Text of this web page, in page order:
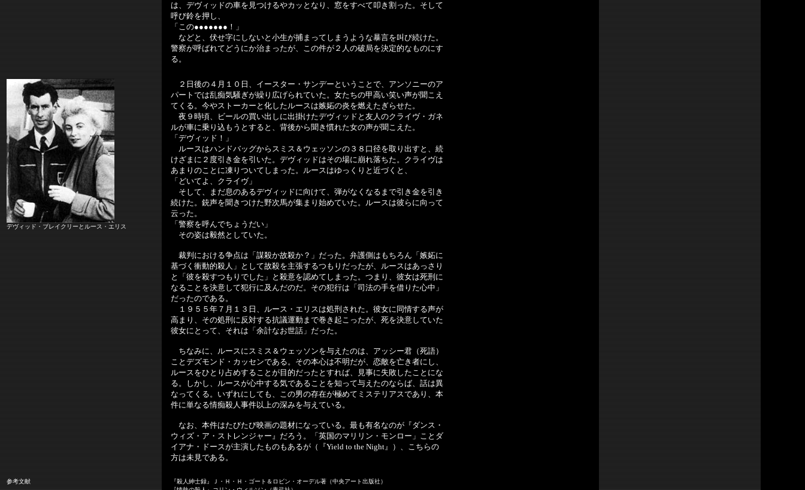
は、デヴィッドの車を見つけるやカッとなり、窓をすべて叩き割った。そして
呼び鈴を押し、
「この●●●●●●●！」
などと、伏せ字にしないと小生が捕まってしまうような暴言を叫び続けた。
警察が呼ばれてどうにか治まったが、この件が２人の破局を決定的なものにす
る。
デヴィッド・ブレイクリーとルース・エリス
２日後の４月１０日、イースター・サンデーということで、アンソニーのア
パートでは乱痴気騒ぎが繰り広げられていた。女たちの甲高い笑い声が聞こえ
てくる。今やストーカーと化したルースは嫉妬の炎を燃えたぎらせた。
夜９時頃、ビールの買い出しに出掛けたデヴィッドと友人のクライヴ・ガネ
ルが車に乗り込もうとすると、背後から聞き慣れた女の声が聞こえた。
「デヴィッド！」
ルースはハンドバッグからスミス＆ウェッソンの３８口径を取り出すと、続
けざまに２度引き金を引いた。デヴィッドはその場に崩れ落ちた。クライヴは
あまりのことに凍りついてしまった。ルースはゆっくりと近づくと、
「どいてよ、クライヴ」
そして、まだ息のあるデヴィッドに向けて、弾がなくなるまで引き金を引き
続けた。銃声を聞きつけた野次馬が集まり始めていた。ルースは彼らに向って
云った。
「警察を呼んでちょうだい」
その姿は毅然としていた。
裁判における争点は「謀殺か故殺か？」だった。弁護側はもちろん「嫉妬に
基づく衝動的殺人」として故殺を主張するつもりだったが、ルースはあっさり
と「彼を殺すつもりでした」と殺意を認めてしまった。つまり、彼女は死刑に
なることを決意して犯行に及んだのだ。その犯行は「司法の手を借りた心中」
だったのである。
１９５５年７月１３日、ルース・エリスは処刑された。彼女に同情する声が
高まり、その処刑に反対する抗議運動まで巻き起こったが、死を決意していた
彼女にとって、それは「余計なお世話」だった。
ちなみに、ルースにスミス＆ウェッソンを与えたのは、アッシー君（死語）
ことデズモンド・カッセンである。その本心は不明だが、恋敵を亡き者にし、
ルースをひとり占めすることが目的だったとすれば、見事に失敗したことにな
る。しかし、ルースが心中する気であることを知って与えたのならば、話は異
なってくる。いずれにしても、この男の存在が極めてミステリアスであり、本
件に単なる情痴殺人事件以上の深みを与えている。
なお、本件はたびたび映画の題材になっている。最も有名なのが『ダンス・
ウィズ・ア・ストレンジャー』だろう。「英国のマリリン・モンロー」ことダ
イアナ・ドースが主演したものもあるが（『Yield to the Night』）、こちらの
方は未見である。
参考文献
『殺人紳士録』Ｊ・Ｈ・Ｈ・ゴート＆ロビン・オーデル著（中央アート出版社）